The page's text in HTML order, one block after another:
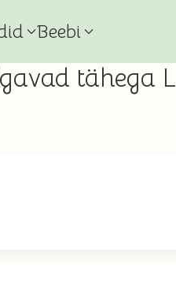
Beebi
tähega L